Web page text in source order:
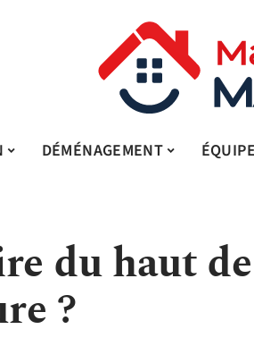
DÉMÉNAGEMENT
du haut
?